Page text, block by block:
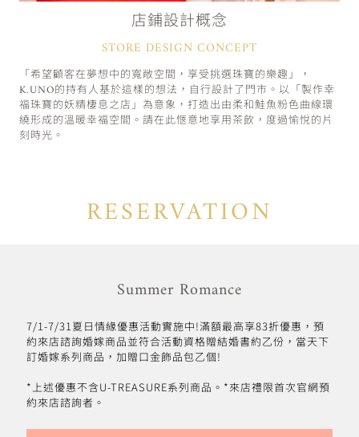
店鋪設計概念
STORE DESIGN CONCEPT
「希望顧客在夢想中的寬敞空間，享受挑選珠寶的樂趣」，
K.UNO的持有人基於這樣的想法，自行設計了門市。以「製作幸
福珠寶的妖精棲息之店」為意象，打造出由柔和鮭魚粉色曲線環
繞形成的溫暖幸福空間。請在此愜意地享用茶飲，度過愉悅的片
刻時光。
RESERVATION
Summer Romance
7/1-7/31夏日情緣優惠活動實施中!滿額最高享83折優惠，預
約來店諮詢婚嫁商品並符合活動資格贈結婚書約乙份，當天下
訂婚嫁系列商品，加贈口金飾品包乙個!
*上述優惠不含U-TREASURE系列商品。*來店禮限首次官網預
約來店諮詢者。